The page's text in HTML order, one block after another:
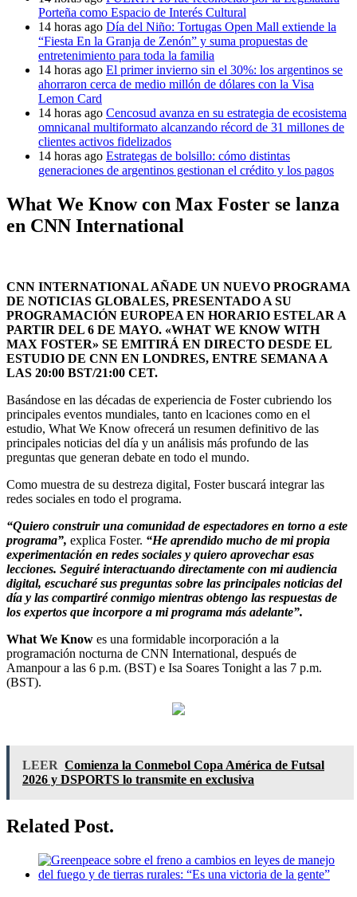
Porteña como Espacio de Interés Cultural
14 horas ago Día del Niño: Tortugas Open Mall extiende la
“Fiesta En la Granja de Zenón” y suma propuestas de
entretenimiento para toda la familia
14 horas ago El primer invierno sin el 30%: los argentinos se
ahorraron cerca de medio millón de dólares con la Visa
Lemon Card
14 horas ago Cencosud avanza en su estrategia de ecosistema
omnicanal multiformato alcanzando récord de 31 millones de
clientes activos fidelizados
14 horas ago Estrategas de bolsillo: cómo distintas
generaciones de argentinos gestionan el crédito y los pagos
What We Know con Max Foster se lanza
en CNN International
CNN INTERNATIONAL AÑADE UN NUEVO PROGRAMA
DE NOTICIAS GLOBALES, PRESENTADO A SU
PROGRAMACIÓN EUROPEA EN HORARIO ESTELAR A
PARTIR DEL 6 DE MAYO. «WHAT WE KNOW WITH
MAX FOSTER» SE EMITIRÁ EN DIRECTO DESDE EL
ESTUDIO DE CNN EN LONDRES, ENTRE SEMANA A
LAS 20:00 BST/21:00 CET.
Basándose en las décadas de experiencia de Foster cubriendo los
principales eventos mundiales, tanto en lcaciones como en el
estudio, What We Know ofrecerá un resumen definitivo de las
principales noticias del día y un análisis más profundo de las
preguntas que generan debate en todo el mundo.
Como muestra de su destreza digital, Foster buscará integrar las
redes sociales en todo el programa.
“Quiero construir una comunidad de espectadores en torno a este
programa”, explica Foster. “He aprendido mucho de mi propia
experimentación en redes sociales y quiero aprovechar esas
lecciones. Seguiré interactuando directamente con mi audiencia
digital, escucharé sus preguntas sobre las principales noticias del
día y las compartiré conmigo mientras obtengo las respuestas de
los expertos que incorpore a mi programa más adelante”.
What We Know es una formidable incorporación a la
programación nocturna de CNN International, después de
Amanpour a las 6 p.m. (BST) e Isa Soares Tonight a las 7 p.m.
(BST).
LEER Comienza la Conmebol Copa América de Futsal
2026 y DSPORTS lo transmite en exclusiva
Related Post.